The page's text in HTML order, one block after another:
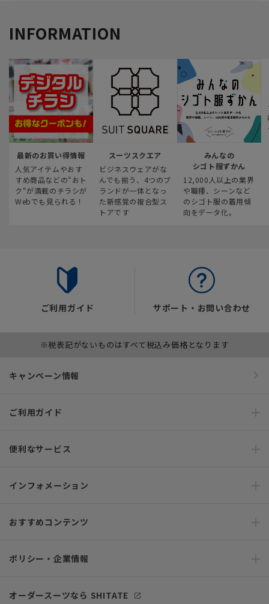
INFORMATION
最新のお買い得情報
人気アイテムやおす
すめ商品などの“おト
ク“が満載のチラシが
Webでも見られる！
スーツスクエア
ビジネスウェアがな
んでも揃う、4つのブ
ランドが一体となっ
た新感覚の複合型ス
トアです
みんなの
シゴト服ずかん
12,000人以上の業界
や職種、シーンなど
のシゴト服の着用傾
向をデータ化。
ご利用ガイド サポート・お問い合わせ
※税表記がないものはすべて税込み価格となります
キャンペーン情報
ご利用ガイド
便利なサービス
インフォメーション
おすすめコンテンツ
ポリシー・企業情報
オーダースーツなら SHITATE